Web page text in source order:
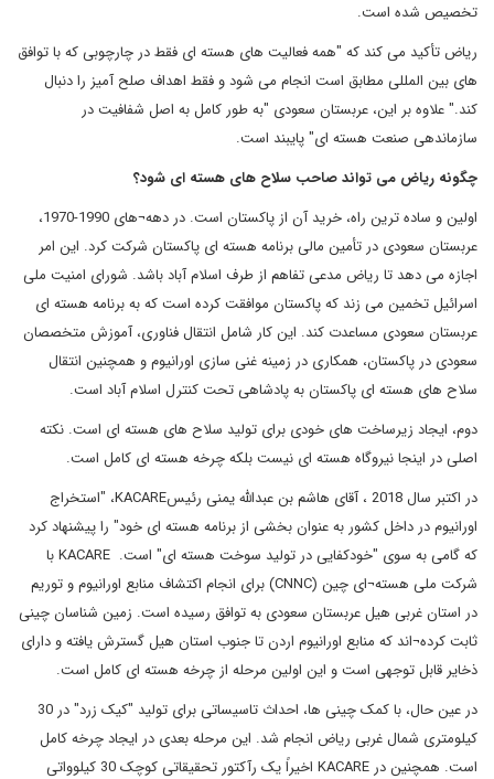
تخصیص شده است.
ریاض تأکید می کند که "همه فعالیت های هسته ای فقط در چارچوبی که با توافق
های بین المللی مطابق است انجام می شود و فقط اهداف صلح آمیز را دنبال
کند." علاوه بر این، عربستان سعودی "به طور کامل به اصل شفافیت در
سازماندهی صنعت هسته ای" پایبند است.
چگونه ریاض می تواند صاحب سلاح های هسته ای شود؟
اولین و ساده ترین راه، خرید آن از پاکستان است. در دهه¬های 1990-1970،
عربستان سعودی در تأمین مالی برنامه هسته ای پاکستان شرکت کرد. این امر
اجازه می دهد تا ریاض مدعی تفاهم از طرف اسلام آباد باشد. شورای امنیت ملی
اسرائیل تخمین می زند که پاکستان موافقت کرده است که به برنامه هسته ای
عربستان سعودی مساعدت کند. این کار شامل انتقال فناوری، آموزش متخصصان
سعودی در پاکستان، همکاری در زمینه غنی سازی اورانیوم و همچنین انتقال
سلاح های هسته ای پاکستان به پادشاهی تحت کنترل اسلام آباد است.
دوم، ایجاد زیرساخت های خودی برای تولید سلاح های هسته ای است. نکته
اصلی در اینجا نیروگاه هسته ای نیست بلکه چرخه هسته ای کامل است.
در اکتبر سال 2018 ، آقای هاشم بن عبدالله یمنی رئیسKACARE، "استخراج
اورانیوم در داخل کشور به عنوان بخشی از برنامه هسته ای خود" را پیشنهاد کرد
که گامی به سوی "خودکفایی در تولید سوخت هسته ای" است. KACARE با
شرکت ملی هسته¬ای چین (CNNC) برای انجام اکتشاف منابع اورانیوم و توریم
در استان غربی هیل عربستان سعودی به توافق رسیده است. زمین شناسان چینی
ثابت کرده¬اند که منابع اورانیوم اردن تا جنوب استان هیل گسترش یافته و دارای
ذخایر قابل توجهی است و این اولین مرحله از چرخه هسته ای کامل است.
در عین حال، با کمک چینی ها، احداث تاسیساتی برای تولید "کیک زرد" در 30
کیلومتری شمال غربی ریاض انجام شد. این مرحله بعدی در ایجاد چرخه کامل
است. همچنین در KACARE اخیراً یک رآکتور تحقیقاتی کوچک 30 کیلوواتی